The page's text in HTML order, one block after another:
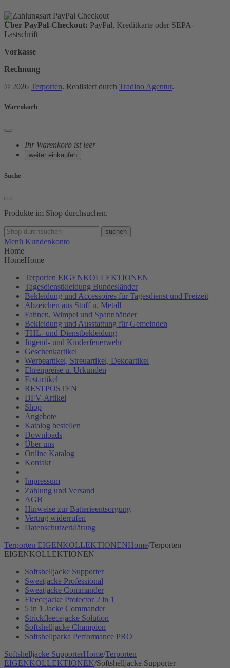
Über PayPal-Checkout: PayPal, Kreditkarte oder SEPA-
Lastschrift
Vorkasse
Rechnung
© 2026 Terporten. Realisiert durch Tradino Agentur.
Warenkorb
Ihr Warenkorb ist leer
weiter einkaufen
Suche
Produkte im Shop durchsuchen.
suchen
Menü Kundenkonto
Home
HomeHome
Terporten EIGENKOLLEKTIONEN
Tagesdienstkleidung Bundesländer
Bekleidung und Accessoires für Tagesdienst und Freizeit
Abzeichen aus Stoff u. Metall
Fahnen, Wimpel und Spannbänder
Bekleidung und Ausstattung für Gemeinden
THL- und Dienstbekleidung
Jugend- und Kinderfeuerwehr
Geschenkartikel
Werbeartikel, Streuartikel, Dekoartikel
Ehrenpreise u. Urkunden
Festartikel
RESTPOSTEN
DFV-Artikel
Shop
Angebote
Katalog bestellen
Downloads
Über uns
Online Katalog
Kontakt
Impressum
Zahlung und Versand
AGB
Hinweise zur Batterieentsorgung
Vertrag widerrufen
Datenschutzerklärung
Terporten EIGENKOLLEKTIONENHome/Terporten
EIGENKOLLEKTIONEN
Softshelljacke Supporter
Sweatjacke Professional
Sweatjacke Commander
Fleecejacke Protector 2 in 1
5 in 1 Jacke Commander
Strickfleecejacke Solution
Softshelljacke Champion
Softshellparka Performance PRO
Softshelljacke SupporterHome/Terporten
EIGENKOLLEKTIONEN/Softshelljacke Supporter